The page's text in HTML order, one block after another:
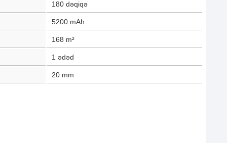
180 dəqiqə
5200 mAh
168 m²
1 ədəd
20 mm